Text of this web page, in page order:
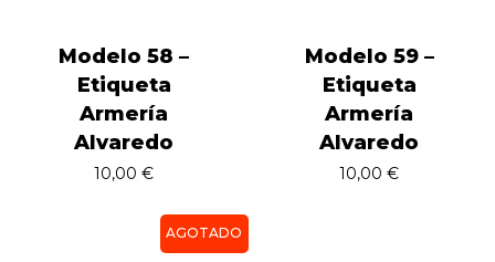
Modelo 58 –
Etiqueta
Armería
Alvaredo
10,00€
Modelo 59 –
Etiqueta
Armería
Alvaredo
10,00€
AGOTADO